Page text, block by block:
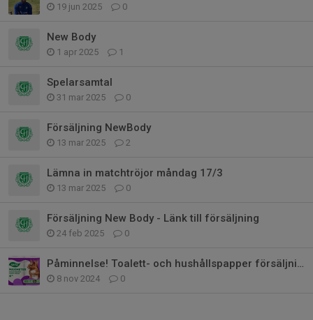
19 jun 2025 0
New Body
1 apr 2025 1
Spelarsamtal
31 mar 2025 0
Försäljning NewBody
13 mar 2025 2
Lämna in matchtröjor måndag 17/3
13 mar 2025 0
Försäljning New Body - Länk till försäljning
24 feb 2025 0
Påminnelse! Toalett- och hushållspapper försäljning
8 nov 2024 0